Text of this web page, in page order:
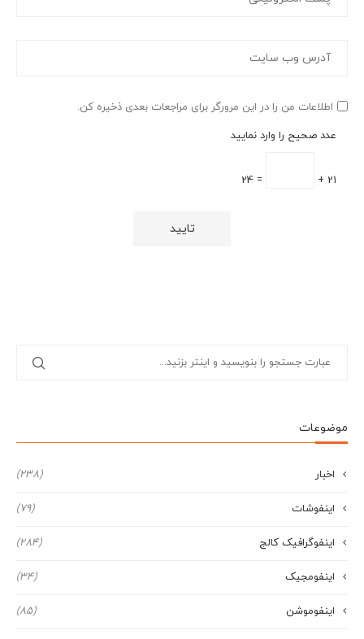
اطلاعات من را در این مرورگر برای مراجعات بعدی ذخیره کن.
عدد صحیح را وارد نمایید
21 +
= 24
موضوعات
اخبار (238)
اینفوشات (79)
اینفوگرافیک کالج (284)
اینفومجیک (34)
اینفوموشن (85)